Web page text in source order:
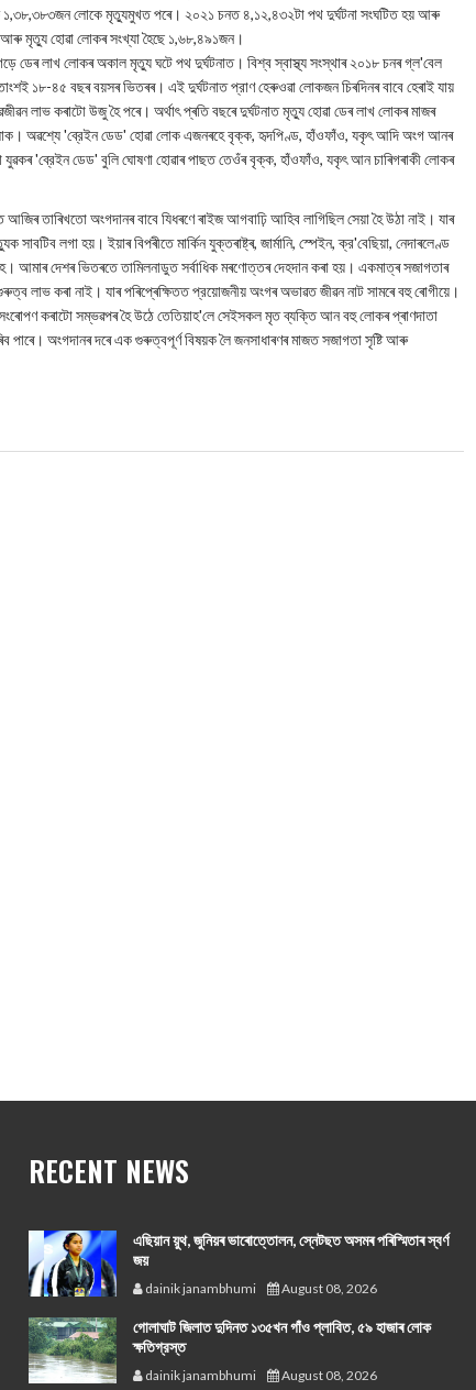
লোকে মৃত্যুমুখত পৰে। ২০২১ চনত ৪,১২,৪৩২টা পথ দুর্ঘটনা সংঘটিত হয় আৰু
মৃত্যু হোৱা লোকৰ সংখ্যা হৈছে ১,৬৮,৪৯১জন।
ডেৰ লাখ লোকৰ অকাল মৃত্যু ঘটে পথ দুর্ঘটনাত। বিশ্ব স্বাস্থ্য সংস্থাৰ ২০১৮ চনৰ গ্ল'বেল
১৮-৪৫ বছৰ বয়সৰ ভিতৰৰ। এই দুর্ঘটনাত প্রাণ হেৰুওৱা লোকজন চিৰদিনৰ বাবে হেৰাই যায়
লাভ কৰাটো উজু হৈ পৰে। অৰ্থাৎ প্ৰতি বছৰে দুৰ্ঘটনাত মৃত্যু হোৱা ডেৰ লাখ লোকৰ মাজৰ
অৱশ্যে 'ব্রেইন ডেড' হোৱা লোক এজনৰহে বৃক্ক, হৃদপিণ্ড, হাঁওফাঁও, যকৃৎ আদি অংগ আনৰ
যুৱকৰ 'ব্রেইন ডেড' বুলি ঘোষণা হোৱাৰ পাছত তেওঁৰ বৃক্ক, হাঁওফাঁও, যকৃৎ আন চাৰিগৰাকী লোকৰ
অংগদানৰ বাবে যিধৰণে ৰাইজ আগবাঢ়ি আহিব লাগিছিল সেয়া হৈ উঠা নাই। যাৰ
লগা হয়। ইয়াৰ বিপৰীতে মার্কিন যুক্তৰাষ্ট্ৰ, জার্মানি, স্পেইন, ক্র'বেছিয়া, নেদাৰলেণ্ড
দেশৰ ভিতৰতে তামিলনাডুত সর্বাধিক মৰণোত্তৰ দেহদান কৰা হয়। একমাত্ৰ সজাগতাৰ
লাভ কৰা নাই। যাৰ পৰিপ্ৰেক্ষিতত প্রয়োজনীয় অংগৰ অভাৱত জীৱন নাট সামৰে বহু ৰোগীয়ে।
কৰাটো সম্ভৱপৰ হৈ উঠে তেতিয়াহ'লে সেইসকল মৃত ব্যক্তি আন বহু লোকৰ প্ৰাণদাতা
অংগদানৰ দৰে এক গুৰুত্বপূৰ্ণ বিষয়ক লৈ জনসাধাৰণৰ মাজত সজাগতা সৃষ্টি আৰু
RECENT NEWS
এছিয়ান য়ুথ, জুনিয়ৰ ভাৰোত্তোলন, স্নেটছত অসমৰ পৰিস্মিতাৰ স্বৰ্ণ
জয়
dainik janambhumi August 08, 2026
গোলাঘাট জিলাত দুদিনত ১৩৫খন গাঁও প্লাবিত, ৫৯ হাজাৰ লোক
ক্ষতিগ্রস্ত
dainik janambhumi August 08, 2026